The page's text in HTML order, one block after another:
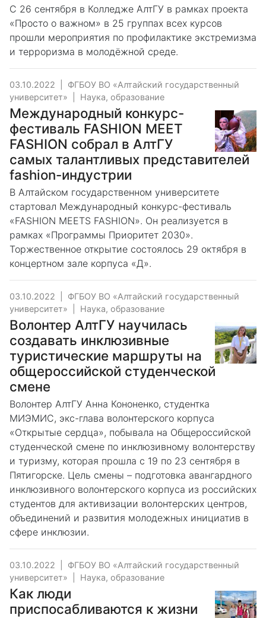
С 26 сентября в Колледже АлтГУ в рамках проекта
«Просто о важном» в 25 группах всех курсов
прошли мероприятия по профилактике экстремизма
и терроризма в молодёжной среде.
03.10.2022
ФГБОУ ВО «Алтайский государственный
университет»
Наука, образование
Международный конкурс-
фестиваль FASHION MEET
FASHION собрал в АлтГУ
самых талантливых представителей
fashion-индустрии
В Алтайском государственном университете
стартовал Международный конкурс-фестиваль
«FASHION MEETS FASHION». Он реализуется в
рамках «Программы Приоритет 2030».
Торжественное открытие состоялось 29 октября в
концертном зале корпуса «Д».
03.10.2022
ФГБОУ ВО «Алтайский государственный
университет»
Наука, образование
Волонтер АлтГУ научилась
создавать инклюзивные
туристические маршруты на
общероссийской студенческой
смене
Волонтер АлтГУ Анна Кононенко, студентка
МИЭМИС, экс-глава волонтерского корпуса
«Открытые сердца», побывала на Общероссийской
студенческой смене по инклюзивному волонтерству
и туризму, которая прошла с 19 по 23 сентября в
Пятигорске. Цель смены – подготовка авангардного
инклюзивного волонтерского корпуса из российских
студентов для активизации волонтерских центров,
объединений и развития молодежных инициатив в
сфере инклюзии.
03.10.2022
ФГБОУ ВО «Алтайский государственный
университет»
Наука, образование
Как люди
приспосабливаются к жизни